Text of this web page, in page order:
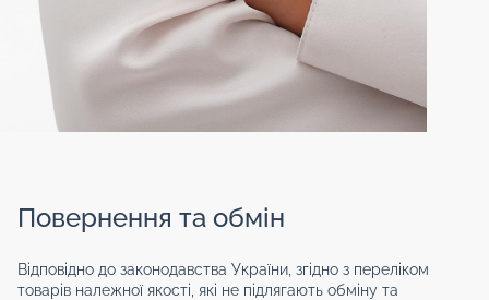
Повернення та обмін
Відповідно до законодавства України, згідно з переліком
товарів належної якості, які не підлягають обміну та